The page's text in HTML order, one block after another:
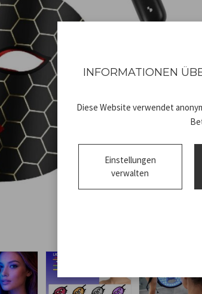
INFORMATIONEN
Diese Website verwendet
Einstellungen
verwalten